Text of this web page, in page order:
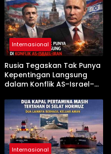
Internasional
Rusia Tegaskan Tak Punya
Kepentingan Langsung
dalam Konflik AS–Israel–
Internasional